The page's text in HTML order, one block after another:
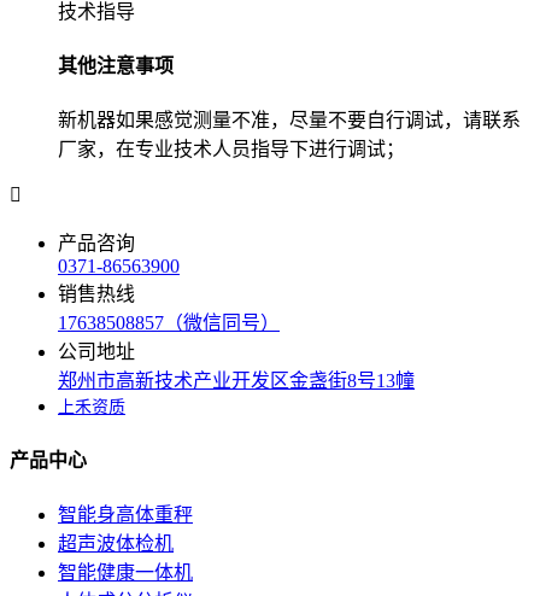
技术指导
其他注意事项
新机器如果感觉测量不准，尽量不要自行调试，请联系
厂家，在专业技术人员指导下进行调试；

产品咨询
0371-86563900
销售热线
17638508857（微信同号）
公司地址
郑州市高新技术产业开发区金盏街8号13幢
上禾资质
产品中心
智能身高体重秤
超声波体检机
智能健康一体机